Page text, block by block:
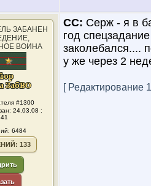
ЗАБАНЕН
ВОИНА
#1300
24.03.08 :
6484
133
CC: Серж - я в
год
заколебался....
у же через 2
[ Редактирование